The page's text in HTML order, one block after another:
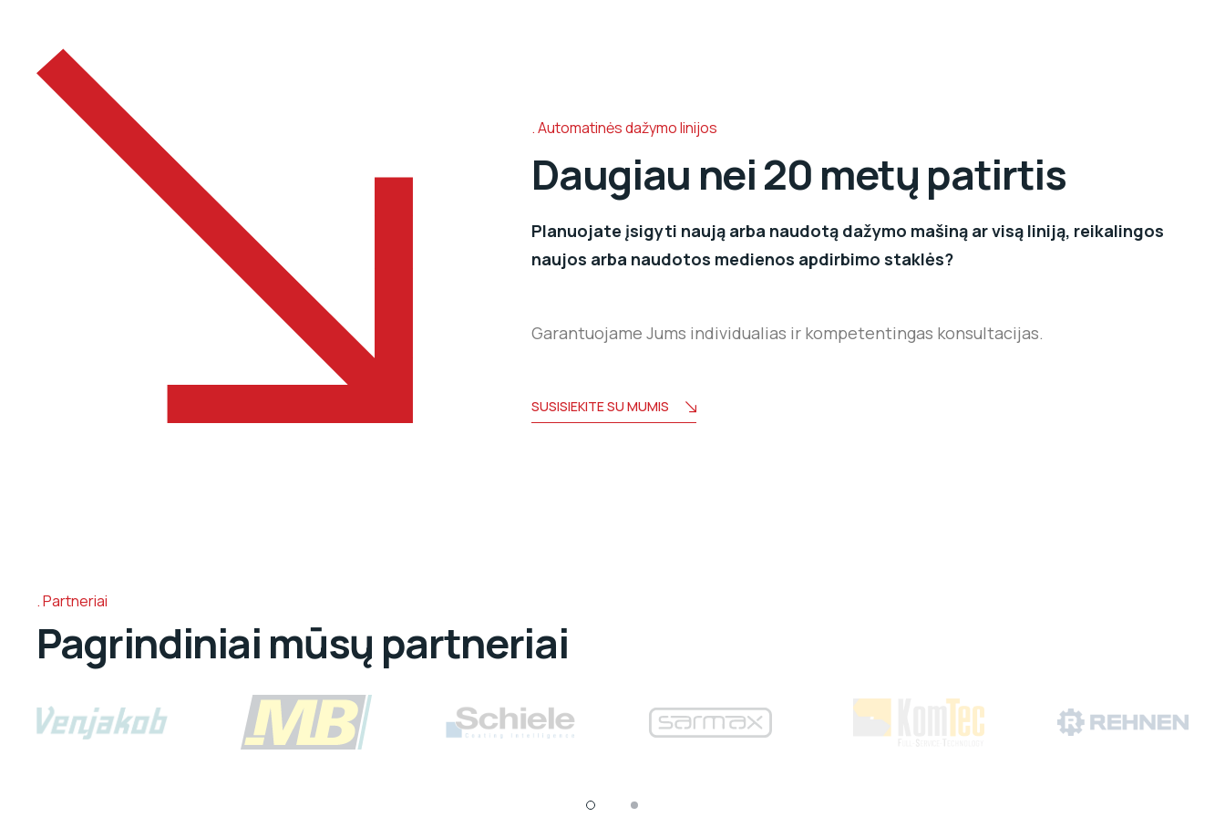
Automatinės dažymo linijos
Daugiau nei 20 metų patirtis
Planuojate įsigyti naują arba naudotą dažymo mašiną ar visą liniją, reikalingos
naujos arba naudotos medienos apdirbimo staklės?
Garantuojame Jums individualias ir kompetentingas konsultacijas.
SUSISIEKITE SU MUMIS
Partneriai
Pagrindiniai mūsų partneriai